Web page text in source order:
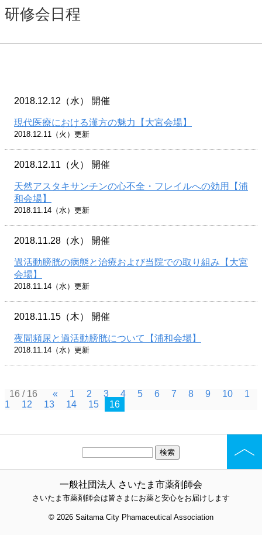
研修会日程
2018.12.12（水） 開催
現代医療における漢方の魅力【大宮会場】
2018.12.11（火）更新
2018.12.11（火） 開催
天然アスタキサンチンの心不全・フレイルへの効用【浦
和会場】
2018.11.14（水）更新
2018.11.28（水） 開催
過活動膀胱の病態と治療および当院での取り組み【大宮
会場】
2018.11.14（水）更新
2018.11.15（木） 開催
夜間頻尿と過活動膀胱について【浦和会場】
2018.11.14（水）更新
16 / 16 « 1 2 3 4 5 6 7 8 9 10
1
1
12 13 14 15 16
一般社団法人 さいたま市薬剤師会
さいたま市薬剤師会は皆さまにお薬と安心をお届けします
© 2026 Saitama City Phamaceutical Association